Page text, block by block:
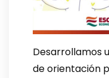
Desarrollamos
de orientación